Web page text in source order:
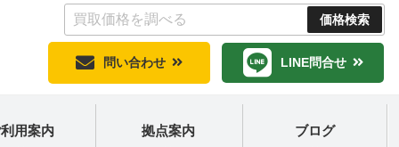
問い合わせ LINE問合せ
用案内 拠点案内 ブログ